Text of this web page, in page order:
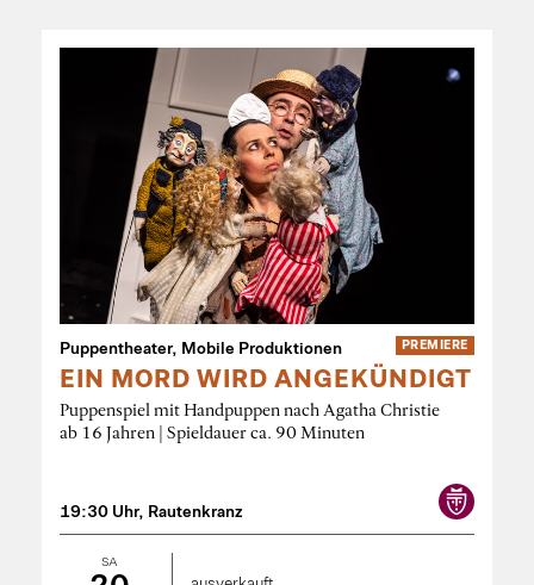
PREMIERE
Puppentheater, Mobile Produktionen
EIN MORD WIRD ANGEKÜNDIGT
Puppenspiel mit Handpuppen nach Agatha Christie
ab 16 Jahren | Spieldauer ca. 90 Minuten
19:30 Uhr, Rautenkranz
SA